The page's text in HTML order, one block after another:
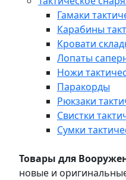
Гамаки
Карабины
Кровати
Лопаты
Ножи
Паракорды
Рюкзаки
Свистки
Сумки
Товары для
новые и